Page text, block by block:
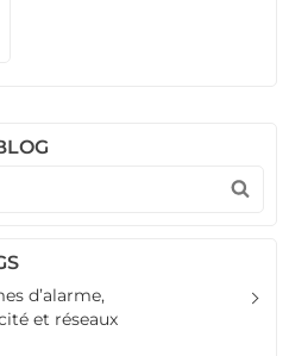
d’alarme,
et réseaux